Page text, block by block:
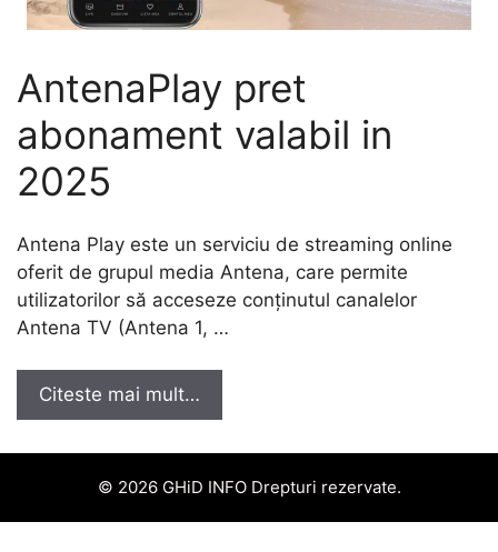
AntenaPlay pret
abonament valabil in
2025
Antena Play este un serviciu de streaming online
oferit de grupul media Antena, care permite
utilizatorilor să acceseze conținutul canalelor
Antena TV (Antena 1, …
Citeste mai mult…
© 2026 GHiD INFO Drepturi rezervate.